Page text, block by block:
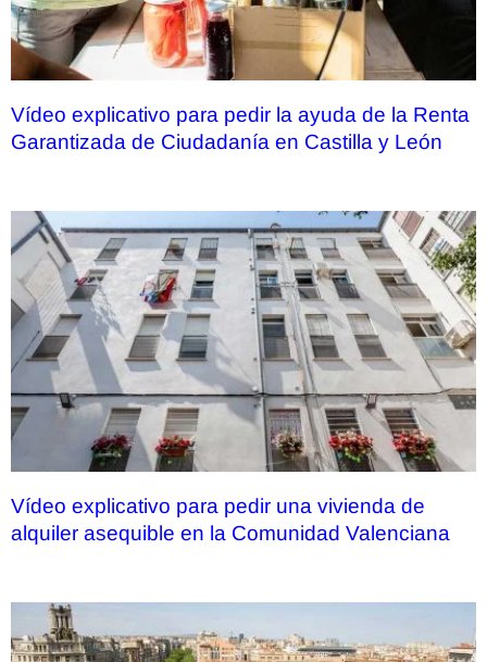
Vídeo explicativo para pedir la ayuda de la Renta
Garantizada de Ciudadanía en Castilla y León
Vídeo explicativo para pedir una vivienda de
alquiler asequible en la Comunidad Valenciana